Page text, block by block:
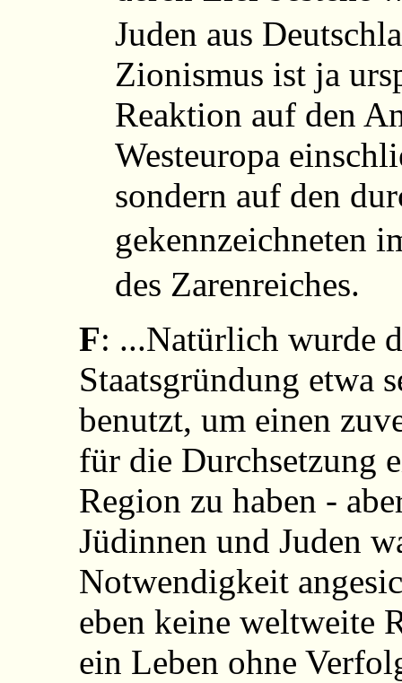
Juden aus
Zionismus ist ja
Reaktion auf den
Westeuropa
sondern auf den
gekennzeichneten
des Zarenreiches.
F: ...Natürlich wurde
Staatsgründung etwa
benutzt, um einen
für die Durchsetzung
Region zu haben -
Jüdinnen und Juden
Notwendigkeit
eben keine weltweite
ein Leben ohne